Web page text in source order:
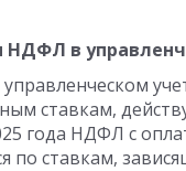
НДФЛ в
ставкам,
года НДФЛ с
по ставкам,